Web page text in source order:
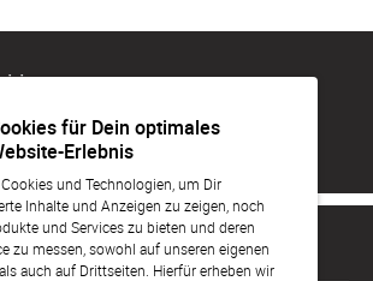
für Dein optimales
Erlebnis
und Technologien, um Dir
Inhalte und Anzeigen zu zeigen, noch
und Services zu bieten und deren
zu messen, sowohl auf unseren eigenen
auch auf Drittseiten. Hierfür erheben wir